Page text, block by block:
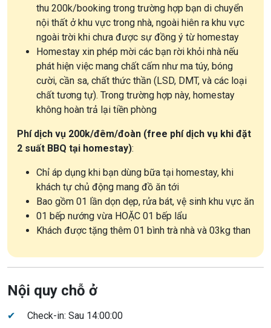
thu 200k/booking trong trường hợp bạn di chuyển
nội thất ở khu vực trong nhà, ngoài hiên ra khu vực
ngoài trời khi chưa được sự đồng ý từ homestay
Homestay xin phép mời các bạn rời khỏi nhà nếu
phát hiện việc mang chất cấm như ma túy, bóng
cười, cần sa, chất thức thần (LSD, DMT, và các loại
chất tương tự). Trong trường hợp này, homestay
không hoàn trả lại tiền phòng
Phí dịch vụ 200k/đêm/đoàn (free phí dịch vụ khi đặt
2 suất BBQ tại homestay):
Chỉ áp dụng khi bạn dùng bữa tại homestay, khi
khách tự chủ động mang đồ ăn tới
Bao gồm 01 lần dọn dẹp, rửa bát, vệ sinh khu vực ăn
01 bếp nướng vừa HOẶC 01 bếp lẩu
Khách được tặng thêm 01 bình trà nhà và 03kg than
Nội quy chỗ ở
✔
Check-in: Sau 14:00:00